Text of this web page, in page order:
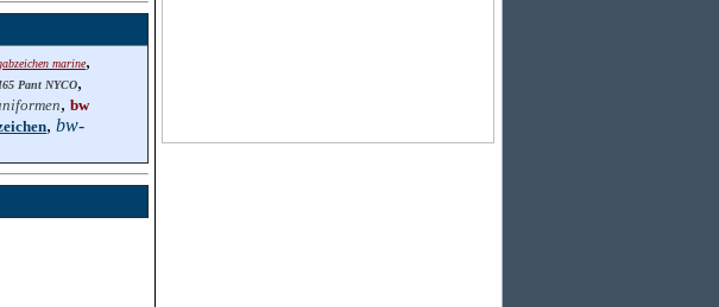
marine,
Pant NYCO,
, bw
, bw-